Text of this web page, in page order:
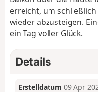
erreicht, um
wieder abzusteigen.
ein Tag voller Glück.
Details
Erstelldatum 09 Apr